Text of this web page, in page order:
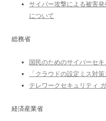
サイバー攻撃による被害
について
総務省
国民のためのサイバーセ
「クラウドの設定ミス対
テレワークセキュリティ
経済産業省